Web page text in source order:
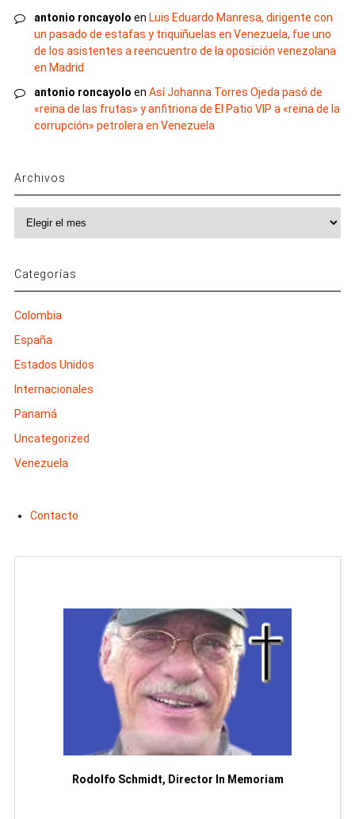
antonio roncayolo en Luis Eduardo Manresa, dirigente con
un pasado de estafas y triquiñuelas en Venezuela, fue uno
de los asistentes a reencuentro de la oposición venezolana
en Madrid
antonio roncayolo en Así Johanna Torres Ojeda pasó de
«reina de las frutas» y anfitriona de El Patio VIP a «reina de la
corrupción» petrolera en Venezuela
Archivos
Categorías
Colombia
España
Estados Unidos
Internacionales
Panamá
Uncategorized
Venezuela
Contacto
Rodolfo Schmidt, Director In Memoriam